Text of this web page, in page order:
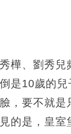
樺、劉秀兒
是10歲的
，要不就是
的是，皇室